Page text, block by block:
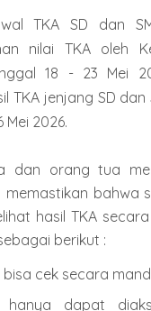
TKA SD dan
nilai TKA oleh
18 - 23 Mei
TKA jenjang SD dan
2026.
dan orang tua
memastikan bahwa
hasil TKA
berikut :
cek secara
hanya dapat